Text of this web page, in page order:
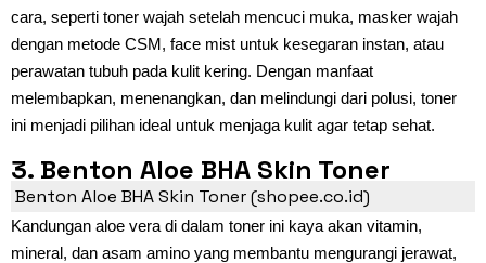
cara, seperti toner wajah setelah mencuci muka, masker wajah
dengan metode CSM, face mist untuk kesegaran instan, atau
perawatan tubuh pada kulit kering. Dengan manfaat
melembapkan, menenangkan, dan melindungi dari polusi, toner
ini menjadi pilihan ideal untuk menjaga kulit agar tetap sehat.
3. Benton Aloe BHA Skin Toner
Benton Aloe BHA Skin Toner (shopee.co.id)
Kandungan aloe vera di dalam toner ini kaya akan vitamin,
mineral, dan asam amino yang membantu mengurangi jerawat,